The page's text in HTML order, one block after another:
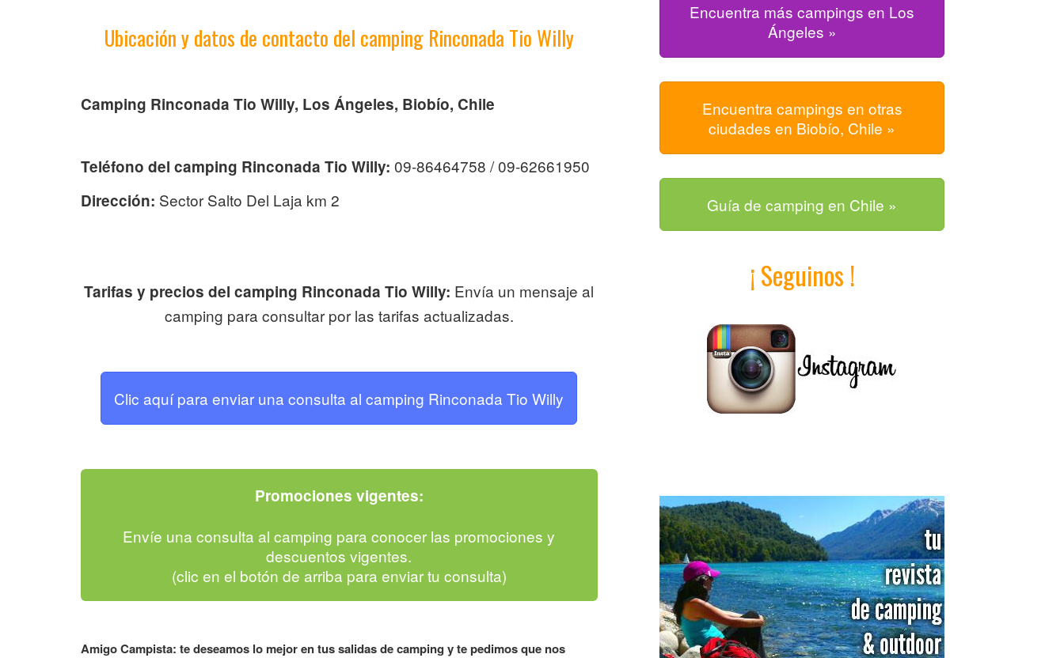
Ubicación y datos de contacto del camping Rinconada Tio Willy
Camping Rinconada Tio Willy, Los Ángeles, Biobío, Chile
Teléfono del camping Rinconada Tio Willy: 09-86464758 / 09-62661950
Dirección: Sector Salto Del Laja km 2
Tarifas y precios del camping Rinconada Tio Willy: Envía un mensaje al
camping para consultar por las tarifas actualizadas.
Clic aquí para enviar una consulta al camping Rinconada Tio Willy
Promociones vigentes:
Envíe una consulta al camping para conocer las promociones y
descuentos vigentes.
(clic en el botón de arriba para enviar tu consulta)
Amigo Campista: te deseamos lo mejor en tus salidas de camping y te pedimos que nos
Encuentra más campings en Los
Ángeles »
Encuentra campings en otras
ciudades en Biobío, Chile »
Guía de camping en Chile »
¡ Seguinos !